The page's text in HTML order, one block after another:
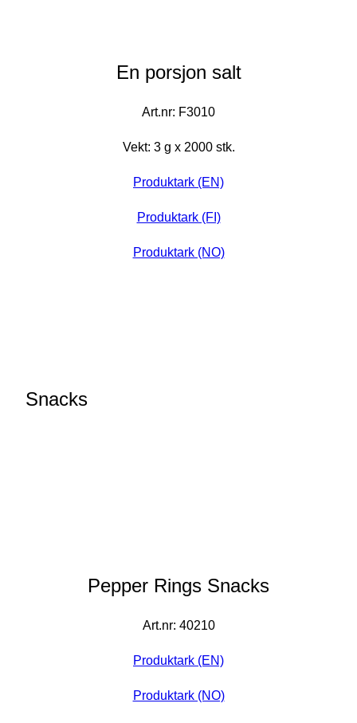
En porsjon salt
Art.nr: F3010
Vekt: 3 g x 2000 stk.
Produktark (EN)
Produktark (FI)
Produktark (NO)
Snacks
Pepper Rings Snacks
Art.nr: 40210
Produktark (EN)
Produktark (NO)